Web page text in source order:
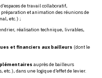
de travail collaboratif,
et animation des réunions de
etc.) ;
réalisation technique, livrables,
et financiers aux bailleurs (dont le
auprès de bailleurs
dans une logique d’effet de levier.